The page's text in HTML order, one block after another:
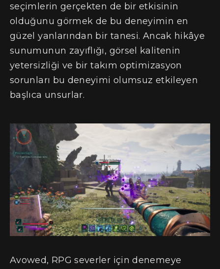
seçimlerin gerçekten de bir etkisinin
olduğunu görmek de bu deneyimin en
güzel yanlarından bir tanesi. Ancak hikâye
sunumunun zayıflığı, görsel kalitenin
yetersizliği ve bir takım optimizasyon
sorunları bu deneyimi olumsuz etkileyen
başlıca unsurlar.
Avowed, RPG severler için denemeye